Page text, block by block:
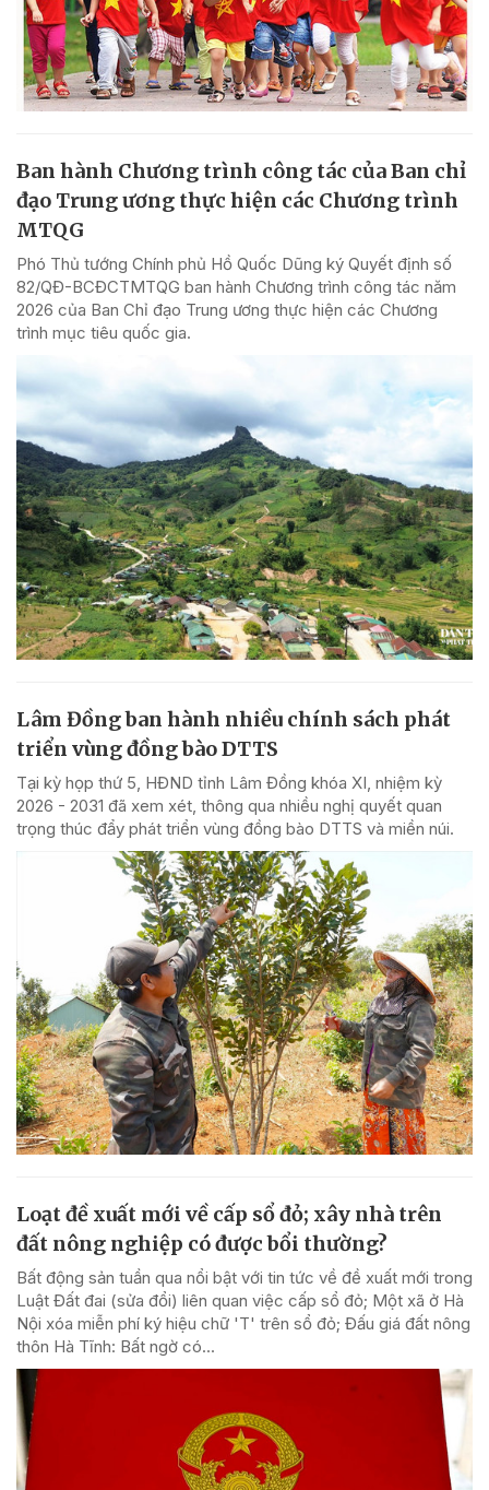
Ban hành Chương trình công tác của Ban chỉ
đạo Trung ương thực hiện các Chương trình
MTQG
Phó Thủ tướng Chính phủ Hồ Quốc Dũng ký Quyết định số
82/QĐ-BCĐCTMTQG ban hành Chương trình công tác năm
2026 của Ban Chỉ đạo Trung ương thực hiện các Chương
trình mục tiêu quốc gia.
Lâm Đồng ban hành nhiều chính sách phát
triển vùng đồng bào DTTS
Tại kỳ họp thứ 5, HĐND tỉnh Lâm Đồng khóa XI, nhiệm kỳ
2026 - 2031 đã xem xét, thông qua nhiều nghị quyết quan
trọng thúc đẩy phát triển vùng đồng bào DTTS và miền núi.
Loạt đề xuất mới về cấp sổ đỏ; xây nhà trên
đất nông nghiệp có được bổi thường?
Bất động sản tuần qua nổi bật với tin tức về đề xuất mới trong
Luật Đất đai (sửa đổi) liên quan việc cấp sổ đỏ; Một xã ở Hà
Nội xóa miễn phí ký hiệu chữ 'T' trên sổ đỏ; Đấu giá đất nông
thôn Hà Tĩnh: Bất ngờ có...